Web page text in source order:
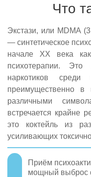
Что
Экстази, или MDMA
— синтетическое
начале XX века
психотерапии.
наркотиков среди
преимущественно в
различными
встречается крайне
это коктейль из
усиливающих
Приём
мощный выброс